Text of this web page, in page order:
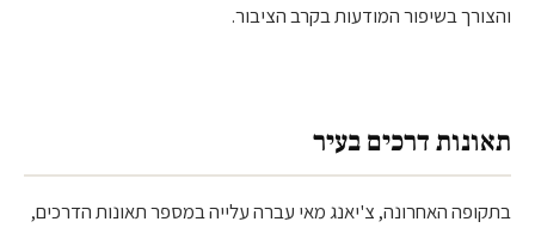
והצורך בשיפור המודעות בקרב הציבור.
תאונות דרכים בעיר
בתקופה האחרונה, צ'יאנג מאי עברה עלייה במספר תאונות הדרכים,